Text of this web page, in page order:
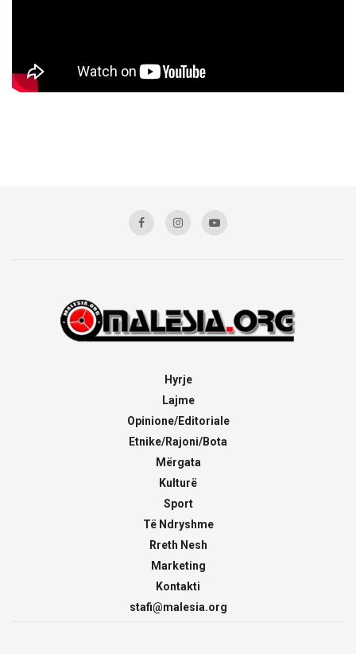
Hyrje
Lajme
Opinione/Editoriale
Etnike/Rajoni/Bota
Mërgata
Kulturë
Sport
Të Ndryshme
Rreth Nesh
Marketing
Kontakti
stafi@malesia.org